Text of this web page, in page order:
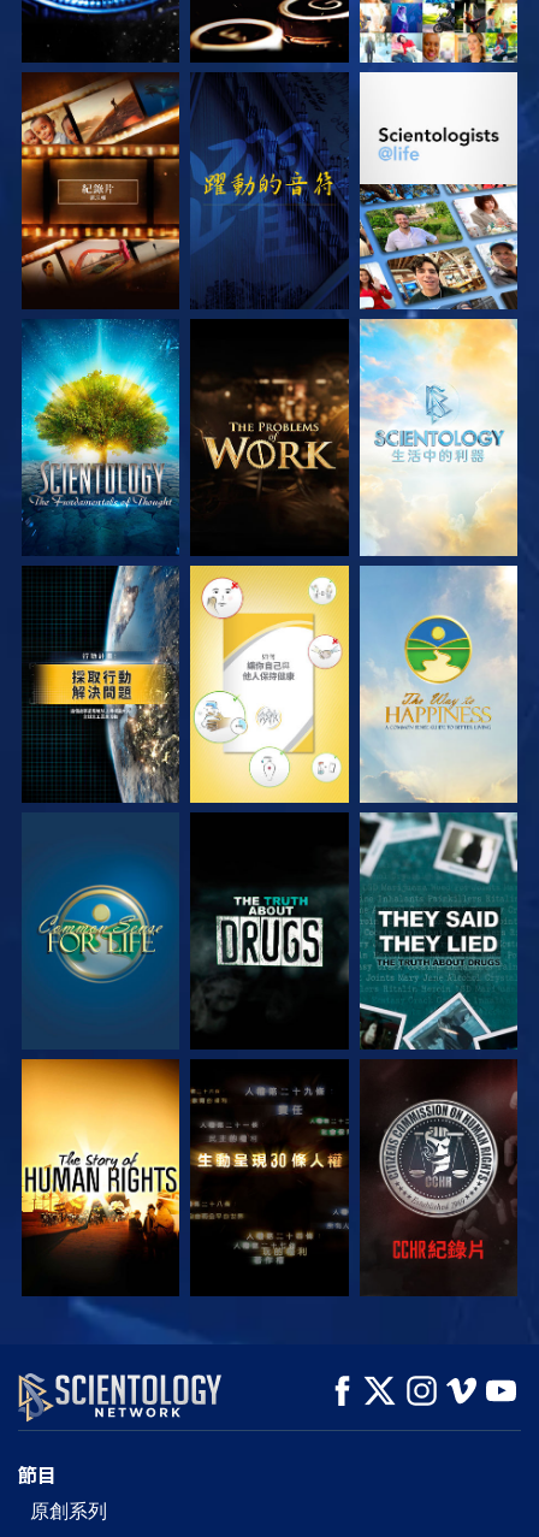
探索系列節目 觀看 探索系列節目
探索系列節目 探索系列節目 探索系列節目
觀看 觀看 觀看
觀看 觀看 觀看
觀看 觀看 觀看
觀看 探索系列節目
節目
原創系列